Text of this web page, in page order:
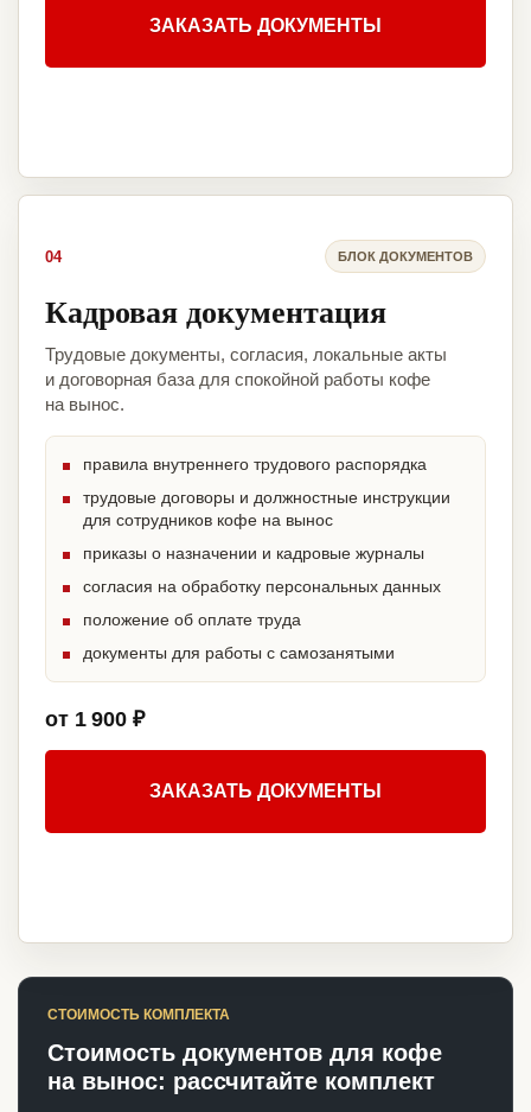
ЗАКАЗАТЬ ДОКУМЕНТЫ
04 БЛОК ДОКУМЕНТОВ
Кадровая документация
Трудовые документы, согласия, локальные акты
и договорная база для спокойной работы кофе
на вынос.
правила внутреннего трудового распорядка
трудовые договоры и должностные инструкции
для сотрудников кофе на вынос
приказы о назначении и кадровые журналы
согласия на обработку персональных данных
положение об оплате труда
документы для работы с самозанятыми
от 1 900 ₽
ЗАКАЗАТЬ ДОКУМЕНТЫ
СТОИМОСТЬ КОМПЛЕКТА
Стоимость документов для кофе
на вынос: рассчитайте комплект